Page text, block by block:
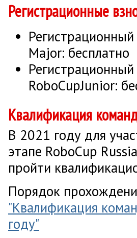
Регистрационные
Major: бесплатно
RoboCupJunior:
Квалификация
В 2021 году для
этапе RoboCup
пройти
Порядок
"Квалификация
году"